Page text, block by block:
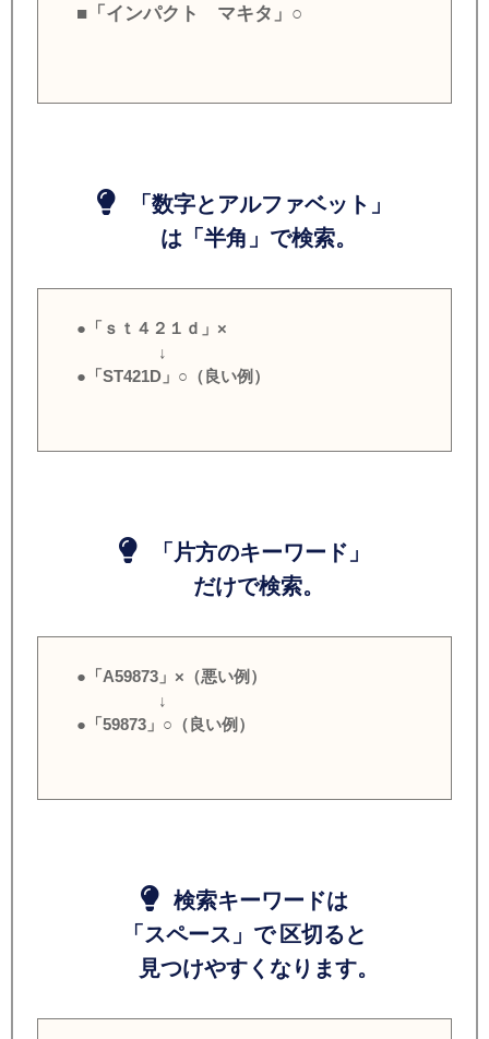
■「インパクト マキタ」○
「数字とアルファベット」
は「半角」で検索。
●「ｓｔ４２１ｄ」×
↓
●「ST421D」○（良い例）
「片方のキーワード」
だけで検索。
●「A59873」×（悪い例）
↓
●「59873」○（良い例）
検索キーワードは
「スペース」で 区切ると
見つけやすくなります。